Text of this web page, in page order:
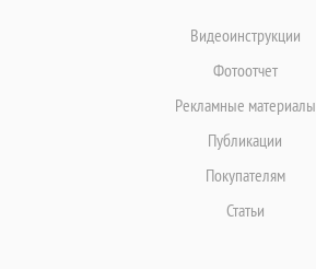
Видеоинструкции
Фотоотчет
Рекламные материалы
Публикации
Покупателям
Статьи